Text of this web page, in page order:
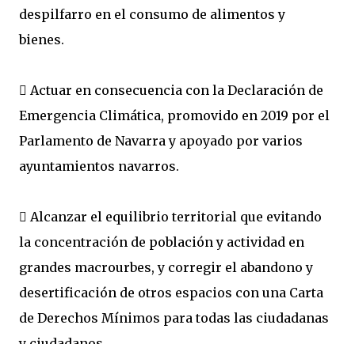
despilfarro en el consumo de alimentos y
bienes.
 Actuar en consecuencia con la Declaración de
Emergencia Climática, promovido en 2019 por el
Parlamento de Navarra y apoyado por varios
ayuntamientos navarros.
 Alcanzar el equilibrio territorial que evitando
la concentración de población y actividad en
grandes macrourbes, y corregir el abandono y
desertificación de otros espacios con una Carta
de Derechos Mínimos para todas las ciudadanas